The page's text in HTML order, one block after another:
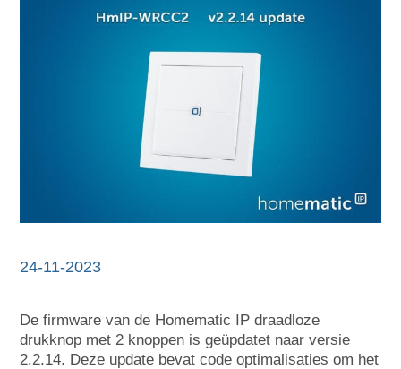
24-11-2023
De firmware van de Homematic IP draadloze
drukknop met 2 knoppen is geüpdatet naar versie
2.2.14. Deze update bevat code optimalisaties om het